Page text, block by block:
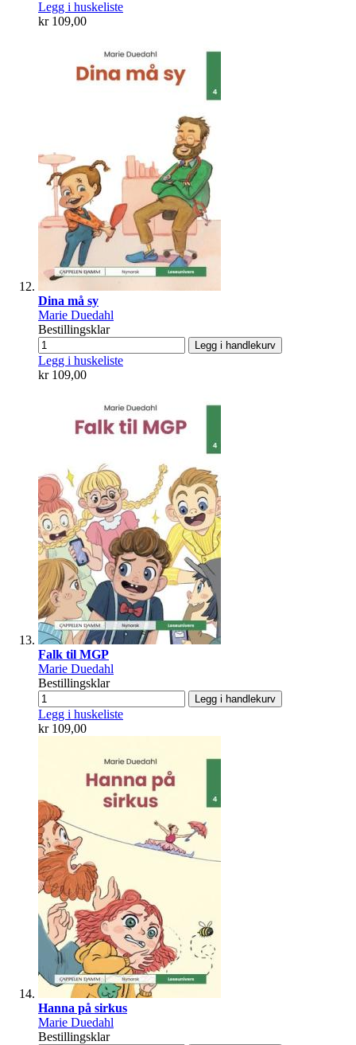
Legg i huskeliste
kr 109,00
Dina må sy
Marie Duedahl
Bestillingsklar
Legg i handlekurv
Legg i huskeliste
kr 109,00
Falk til MGP
Marie Duedahl
Bestillingsklar
Legg i handlekurv
Legg i huskeliste
kr 109,00
Hanna på sirkus
Marie Duedahl
Bestillingsklar